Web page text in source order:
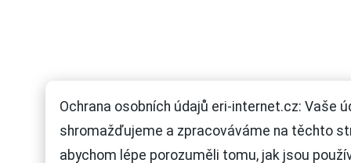
Ochrana osobních údajů eri-internet.cz: Vaše
shromažďujeme a zpracováváme na těchto
abychom lépe porozuměli tomu, jak jsou